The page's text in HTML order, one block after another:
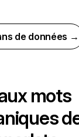
de données →
mots